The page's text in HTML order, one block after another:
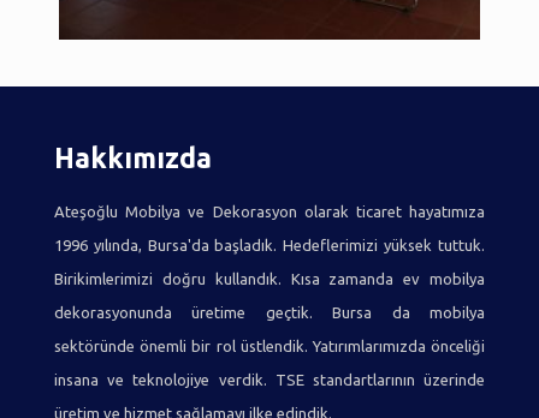
Hakkımızda
Ateşoğlu Mobilya ve Dekorasyon olarak ticaret hayatımıza
1996 yılında, Bursa'da başladık. Hedeflerimizi yüksek tuttuk.
Birikimlerimizi doğru kullandık. Kısa zamanda ev mobilya
dekorasyonunda üretime geçtik. Bursa da mobilya
sektöründe önemli bir rol üstlendik. Yatırımlarımızda önceliği
insana ve teknolojiye verdik. TSE standartlarının üzerinde
üretim ve hizmet sağlamayı ilke edindik.